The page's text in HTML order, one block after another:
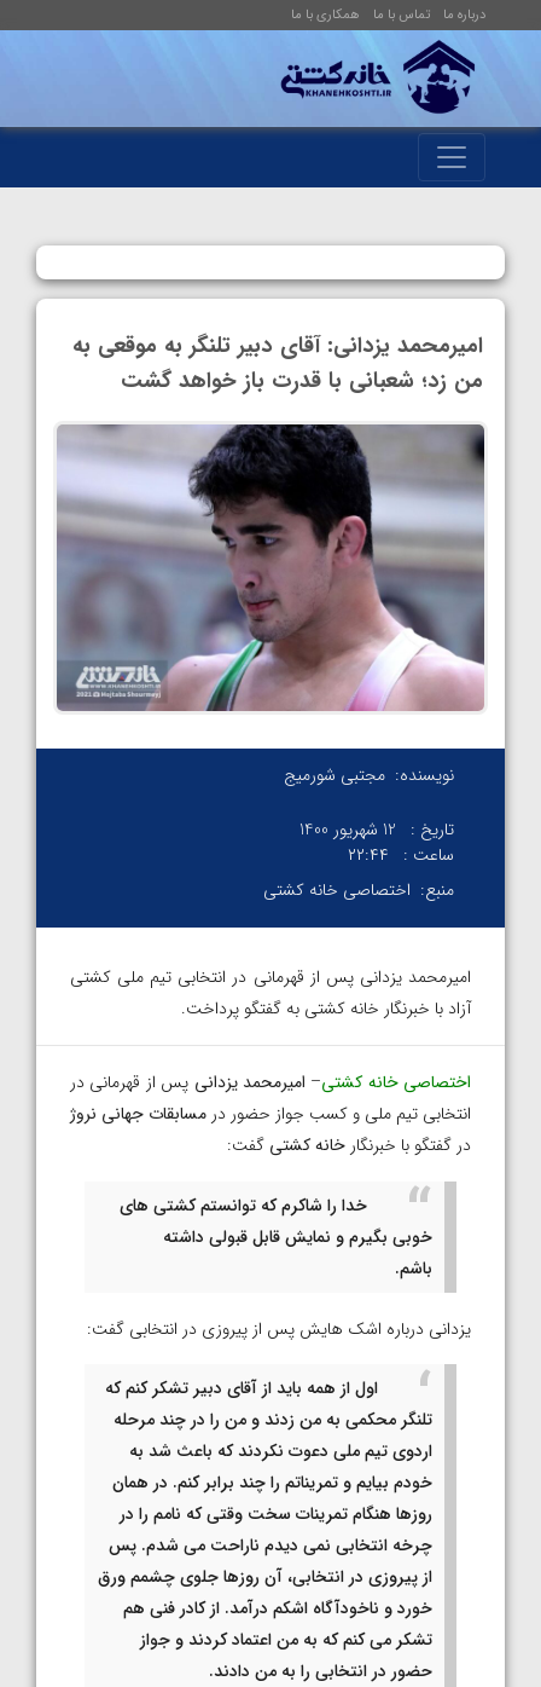
درباره ما تماس با ما همکاری با ما
امیرمحمد یزدانی: آقای دبیر تلنگر به موقعی به
من زد؛ شعبانی با قدرت باز خواهد گشت
نویسنده: مجتبی شورمیج
تاریخ :
12 شهریور 1400
ساعت :
۲۲:۴۴
منبع: اختصاصی خانه کشتی
امیرمحمد یزدانی پس از قهرمانی در انتخابی تیم ملی کشتی
آزاد با خبرنگار خانه کشتی به گفتگو پرداخت.
اختصاصی خانه کشتی– امیرمحمد یزدانی پس از قهرمانی در
انتخابی تیم ملی و کسب جواز حضور در مسابقات جهانی نروژ
در گفتگو با خبرنگار خانه کشتی گفت:
خدا را شاکرم که توانستم کشتی های
خوبی بگیرم و نمایش قابل قبولی داشته
باشم.
یزدانی درباره اشک هایش پس از پیروزی در انتخابی گفت:
اول از همه باید از آقای دبیر تشکر کنم که
تلنگر محکمی به من زدند و من را در چند مرحله
اردوی تیم ملی دعوت نکردند که باعث شد به
خودم بیایم و تمریناتم را چند برابر کنم. در همان
روزها هنگام تمرینات سخت وقتی که نامم را در
چرخه انتخابی نمی دیدم ناراحت می شدم. پس
از پیروزی در انتخابی، آن روزها جلوی چشمم ورق
خورد و ناخودآگاه اشکم درآمد. از کادر فنی هم
تشکر می کنم که به من اعتماد کردند و جواز
حضور در انتخابی را به من دادند.